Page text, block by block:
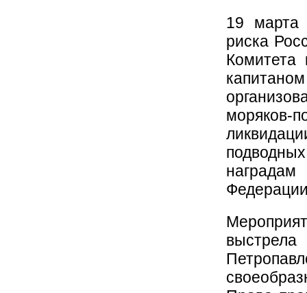
19 марта
риска
Комитета
моряков-